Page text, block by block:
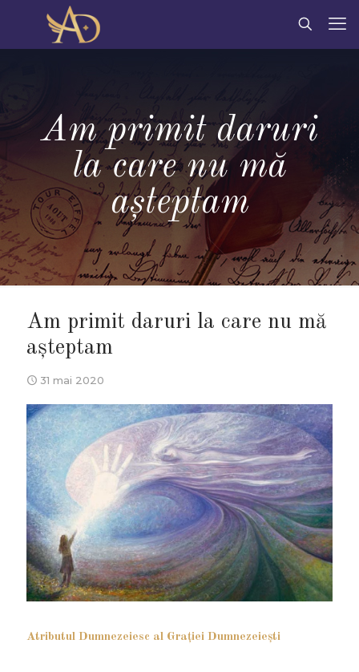
Am primit daruri
la care nu mă
așteptam
Am primit daruri la care nu mă
așteptam
31 mai 2020
Atributul Dumnezeiesc al Graţiei Dumnezeieşti